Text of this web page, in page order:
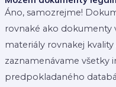
Áno, samozrejme!
rovnaké ako dokumenty
materiály rovnakej
zaznamenávame všetky
predpokladaného